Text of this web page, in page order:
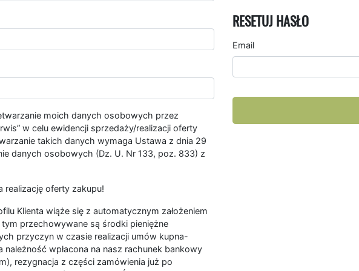
moich danych osobowych przez
w celu ewidencji sprzedaży/realizacji oferty
takich danych wymaga Ustawa z dnia 29
danych osobowych (Dz. U. Nr 133, poz. 833) z
realizację oferty zakupu!
Klienta wiąże się z automatycznym założeniem
tym przechowywane są środki pieniężne
przyczyn w czasie realizacji umów kupna-
wpłacona na nasz rachunek bankowy
rezygnacja z części zamówienia już po
RESETUJ HASŁO
Email